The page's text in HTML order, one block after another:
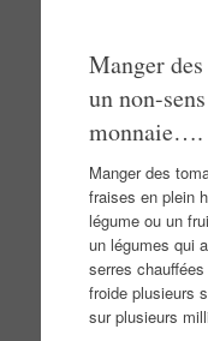
Manger
un non-
monnaie….
Manger des
fraises en plein
légume ou un
un légumes qui
serres
froide plusieurs
sur plusieurs